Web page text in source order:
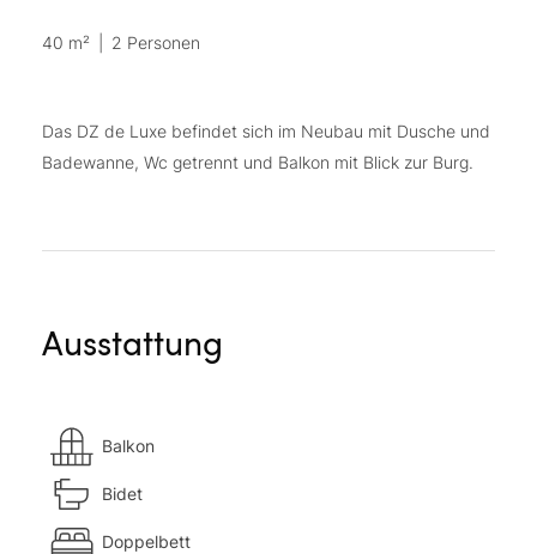
40 m² 2 Personen
Das DZ de Luxe befindet sich im Neubau mit Dusche und
Badewanne, Wc getrennt und Balkon mit Blick zur Burg.
Ausstattung
Balkon
Bidet
Doppelbett